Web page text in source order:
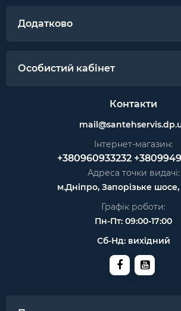
Додатково
Особистий кабінет
Контакти
Інтернет-магазин:
+380960933232
Адреса точки видачі:
м.Дніпро, Запорізьке шосе,
Графік роботи:
Пн-Пт: 09:00-17:00
Сб-Нд: вихідний